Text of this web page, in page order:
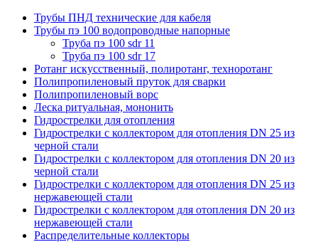
Трубы ПНД технические для кабеля
Трубы пэ 100 водопроводные напорные
Труба пэ 100 sdr 11
Труба пэ 100 sdr 17
Ротанг искусственный, полиротанг, техноротанг
Полипропиленовый пруток для сварки
Полипропиленовый ворс
Леска ритуальная, мононить
Гидрострелки для отопления
Гидрострелки с коллектором для отопления DN 25 из
черной стали
Гидрострелки с коллектором для отопления DN 20 из
черной стали
Гидрострелки с коллектором для отопления DN 25 из
нержавеющей стали
Гидрострелки с коллектором для отопления DN 20 из
нержавеющей стали
Распределительные коллекторы